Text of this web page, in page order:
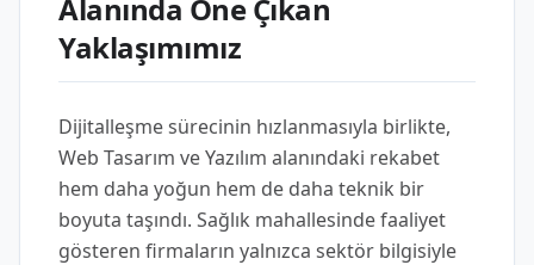
Alanında Öne Çıkan
Yaklaşımımız
Dijitalleşme sürecinin hızlanmasıyla birlikte,
Web Tasarım ve Yazılım alanındaki rekabet
hem daha yoğun hem de daha teknik bir
boyuta taşındı. Sağlık mahallesinde faaliyet
gösteren firmaların yalnızca sektör bilgisiyle